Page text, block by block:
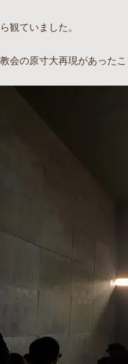
観ていました。
会の原寸大再現があったこ